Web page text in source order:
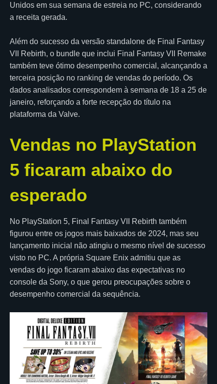
Unidos em sua semana de estreia no PC, considerando
a receita gerada.
Além do sucesso da versão standalone de Final Fantasy
VII Rebirth, o bundle que inclui Final Fantasy VII Remake
também teve ótimo desempenho comercial, alcançando a
terceira posição no ranking de vendas do período. Os
dados analisados correspondem à semana de 18 a 25 de
janeiro, reforçando a forte recepção do título na
plataforma da Valve.
Vendas no PlayStation
5 ficaram abaixo do
esperado
No PlayStation 5, Final Fantasy VII Rebirth também
figurou entre os jogos mais baixados de 2024, mas seu
lançamento inicial não atingiu o mesmo nível de sucesso
visto no PC. A própria Square Enix admitiu que as
vendas do jogo ficaram abaixo das expectativas no
console da Sony, o que gerou preocupações sobre o
desempenho comercial da sequência.